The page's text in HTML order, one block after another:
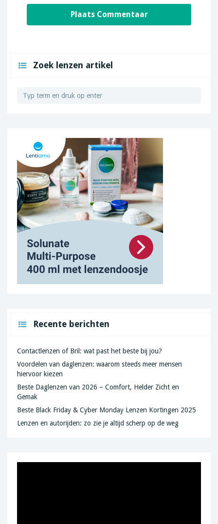
Zoek lenzen artikel
Recente berichten
Contactlenzen of Bril: wat past het beste bij jou?
Voordelen van daglenzen: waarom steeds meer mensen
hiervoor kiezen
Beste Daglenzen van 2026 – Comfort, Helder Zicht en
Gemak
Beste Black Friday & Cyber Monday Lenzen Kortingen 2025
Lenzen en autorijden: zo zie je altijd scherp op de weg